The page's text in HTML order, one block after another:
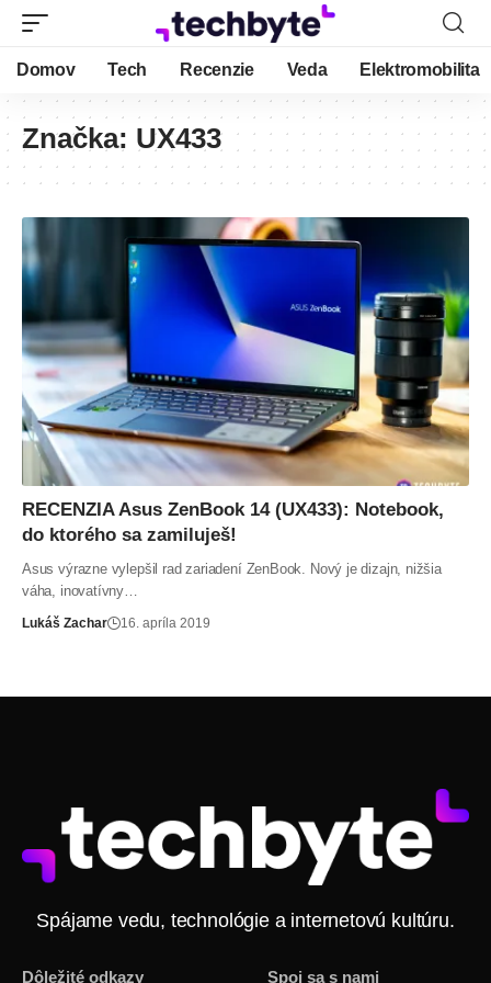
Domov Tech Recenzie Veda Elektromobilita
Značka: UX433
RECENZIA Asus ZenBook 14 (UX433): Notebook,
do ktorého sa zamiluješ!
Asus výrazne vylepšil rad zariadení ZenBook. Nový je dizajn, nižšia
váha, inovatívny…
Lukáš Zachar 16. apríla 2019
Spájame vedu, technológie a internetovú kultúru.
Dôležité odkazy Spoj sa s nami